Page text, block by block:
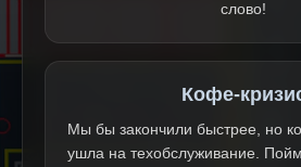
слово!
Кофе-
Мы бы закончили быстрее, но
ушла на техобслуживание.